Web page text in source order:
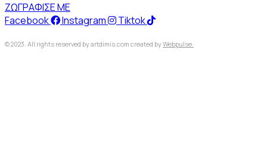
ΖΩΓΡΑΦΙΣΕ ΜΕ
Facebook
Instagram Tiktok
© 2023. All rights reserved by artdimis.com created byWebpulse.